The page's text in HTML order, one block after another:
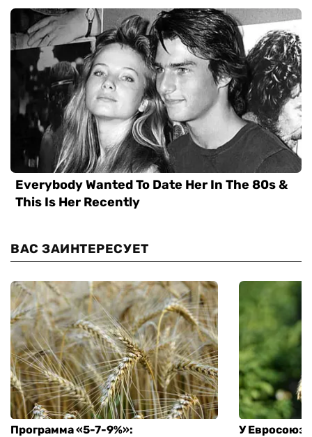
ВАС ЗАИНТЕРЕСУЕТ
Программа «5-7-9%»:
У